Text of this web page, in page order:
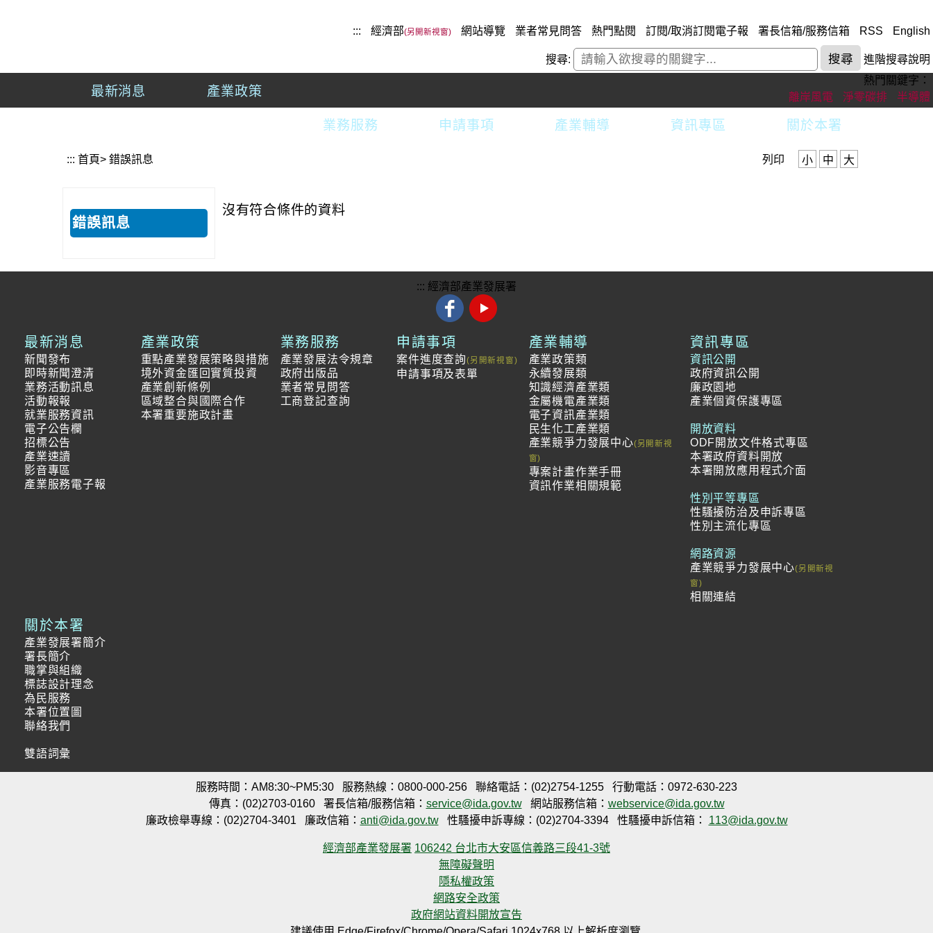
容
塊
產
發
::: 經濟部 網站導覽 業者常見問答 熱門點閱 訂閱/取消訂閱電子報 署長信箱/服務信箱 RSS English
搜尋:
進階搜尋說明
熱門關鍵字：
離岸風電
淨零碳排 半導體
最新消息 產業政策
業務服務 申請事項 產業輔導 資訊專區 關於本署
::: 首頁> 錯誤訊息 小 中 大
列印
錯誤訊息
沒有符合條件的資料
::: 經濟部產業發展署
最新消息
新聞發布
即時新聞澄清
業務活動訊息
活動報報
就業服務資訊
電子公告欄
招標公告
產業速讀
影音專區
產業服務電子報
產業政策
重點產業發展策略與措施
境外資金匯回實質投資
產業創新條例
區域整合與國際合作
本署重要施政計畫
業務服務
產業發展法令規章
政府出版品
業者常見問答
工商登記查詢
申請事項
案件進度查詢
申請事項及表單
產業輔導
產業政策類
永續發展類
知識經濟產業類
金屬機電產業類
電子資訊產業類
民生化工產業類
產業競爭力發展中心
專案計畫作業手冊
資訊作業相關規範
資訊專區
資訊公開
政府資訊公開
廉政園地
產業個資保護專區
開放資料
ODF開放文件格式專區
本署政府資料開放
本署開放應用程式介面
性別平等專區
性騷擾防治及申訴專區
性別主流化專區
網路資源
產業競爭力發展中心
相關連結
關於本署
產業發展署簡介
署長簡介
職掌與組織
標誌設計理念
為民服務
本署位置圖
聯絡我們
雙語詞彙
服務時間：AM8:30~PM5:30 服務熱線：0800-000-256 聯絡電話：(02)2754-1255
行動電話：0972-630-223
傳真：(02)2703-0160
署長信箱/服務信箱： service@ida.gov.tw 網站服務信箱： webservice@ida.gov.tw
廉政檢舉專線：(02)2704-3401
廉政信箱： anti@ida.gov.tw 性騷擾申訴專線：(02)2704-3394 性騷擾申訴信箱： 113@ida.gov.tw
經濟部產業發展署 106242 台北市大安區信義路三段41-3號
無障礙聲明
隱私權政策
網路安全政策
政府網站資料開放宣告